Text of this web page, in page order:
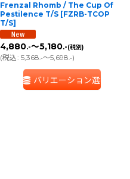
Frenzal Rhomb / The Cup Of
Pestilence T/S [FZRB-TCOP
T/S]
4,880.-～5,180.-(税別)
(税込: 5,368.-～5,698.-)
バリエーション選択